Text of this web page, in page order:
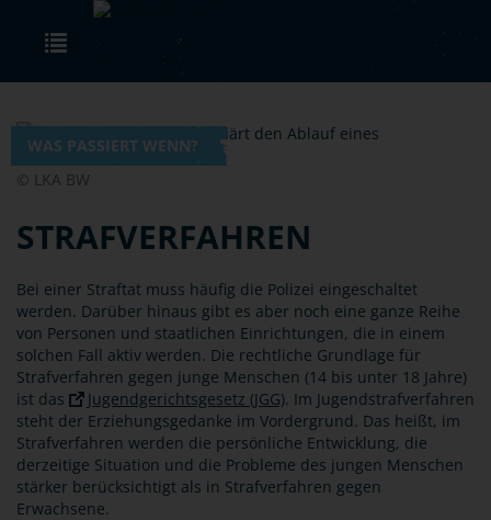
Skip to main content
WAS PASSIERT WENN?
© LKA BW
STRAFVERFAHREN
Bei einer Straftat muss häufig die Polizei eingeschaltet
werden. Darüber hinaus gibt es aber noch eine ganze Reihe
von Personen und staatlichen Einrichtungen, die in einem
solchen Fall aktiv werden. Die rechtliche Grundlage für
Strafverfahren gegen junge Menschen (14 bis unter 18 Jahre)
ist das
Jugendgerichtsgesetz (JGG). Im Jugendstrafverfahren
steht der Erziehungsgedanke im Vordergrund. Das heißt, im
Strafverfahren werden die persönliche Entwicklung, die
derzeitige Situation und die Probleme des jungen Menschen
stärker berücksichtigt als in Strafverfahren gegen
Erwachsene.